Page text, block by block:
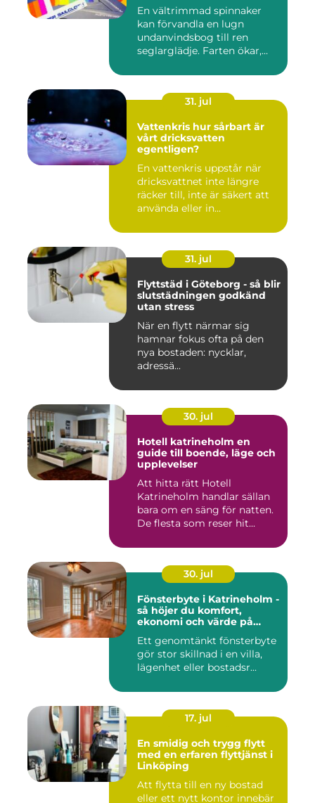
En vältrimmad spinnaker
kan förvandla en lugn
undanvindsbog till ren
seglarglädje. Farten ökar,
31. jul
Vattenkris hur sårbart är
vårt dricksvatten
egentligen?
En vattenkris uppstår när
dricksvattnet inte längre
räcker till, inte är säkert att
använda eller in...
31. jul
Flyttstäd i Göteborg - så blir
slutstädningen godkänd
utan stress
När en flytt närmar sig
hamnar fokus ofta på den
nya bostaden: nycklar,
adressä...
30. jul
Hotell katrineholm en
guide till boende, läge och
upplevelser
Att hitta rätt Hotell
Katrineholm handlar sällan
bara om en säng för natten.
De flesta som reser hit...
30. jul
Fönsterbyte i Katrineholm -
så höjer du komfort,
ekonomi och värde på
Ett genomtänkt fönsterbyte
gör stor skillnad i en villa,
lägenhet eller bostadsr...
17. jul
En smidig och trygg flytt
med en erfaren flyttjänst i
Linköping
Att flytta till en ny bostad
eller ett nytt kontor innebär